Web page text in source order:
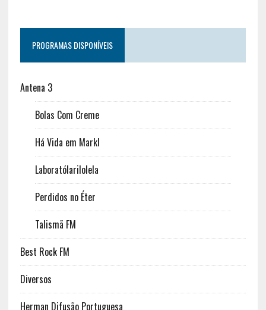
PROGRAMAS DISPONÍVEIS
Antena 3
Bolas Com Creme
Há Vida em Markl
Laboratólarilolela
Perdidos no Éter
Talismã FM
Best Rock FM
Diversos
Herman Difusão Portuguesa